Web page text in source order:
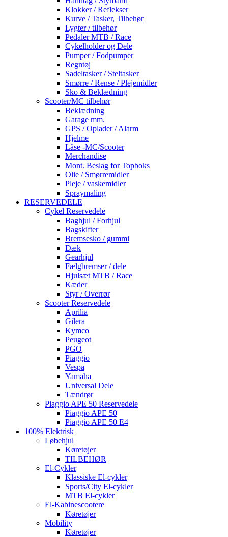
Klokker / Reflekser
Kurve / Tasker, Tilbehør
Lygter / tilbehør
Pedaler MTB / Race
Cykelholder og Dele
Pumper / Fodpumper
Regntøj
Sadeltasker / Steltasker
Smørre / Rense / Plejemidler
Sko & Beklædning
Scooter/MC tilbehør
Beklædning
Garage mm.
GPS / Oplader / Alarm
Hjelme
Låse -MC/Scooter
Merchandise
Mont. Beslag for Topboks
Olie / Smørremidler
Pleje / vaskemidler
Spraymaling
RESERVEDELE
Cykel Reservedele
Baghjul / Forhjul
Bagskifter
Bremsesko / gummi
Dæk
Gearhjul
Fælgbremser / dele
Hjulsæt MTB / Race
Kæder
Styr / Overrør
Scooter Reservedele
Aprilia
Gilera
Kymco
Peugeot
PGO
Piaggio
Vespa
Yamaha
Universal Dele
Tændrør
Piaggio APE 50 Reservedele
Piaggio APE 50
Piaggio APE 50 E4
100% Elektrisk
Løbehjul
Køretøjer
TILBEHØR
El-Cykler
Klassiske El-cykler
Sports/City El-cykler
MTB El-cykler
El-Kabinescootere
Køretøjer
Mobility
Køretøjer